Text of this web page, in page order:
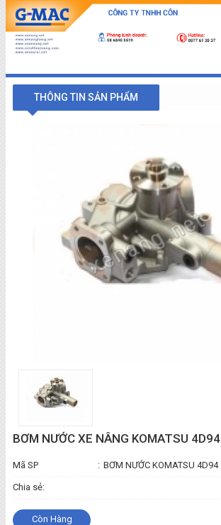
THÔNG TIN SẢN PHẨM
BƠM NƯỚC XE NÂNG KOMATSU 4D94
Mã SP : BƠM NƯỚC KOMATSU 4D94
Chia sẻ:
Còn Hàng